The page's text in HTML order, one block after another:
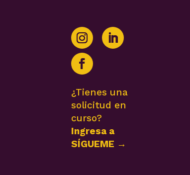
¿Tienes una
solicitud en
curso?
Ingresa a
SÍGUEME →